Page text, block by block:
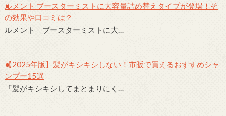
ルメント ブースターミストに大容量詰め替えタイプが登場！そ
の効果や口コミは？
ルメント ブースターミストに大…
【2025年版】髪がキシキシしない！市販で買えるおすすめシャ
ンプー15選
「髪がキシキシしてまとまりにく…